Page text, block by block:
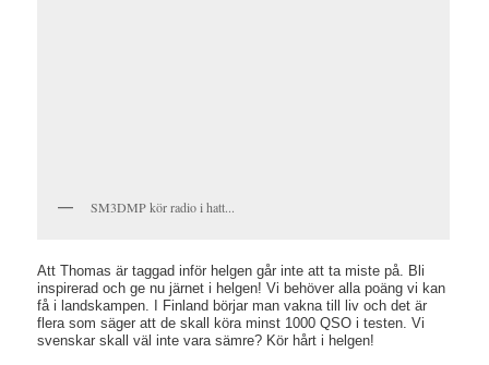
SM3DMP kör radio i hatt...
Att Thomas är taggad inför helgen går inte att ta miste på. Bli
inspirerad och ge nu järnet i helgen! Vi behöver alla poäng vi kan
få i landskampen. I Finland börjar man vakna till liv och det är
flera som säger att de skall köra minst 1000 QSO i testen. Vi
svenskar skall väl inte vara sämre? Kör hårt i helgen!